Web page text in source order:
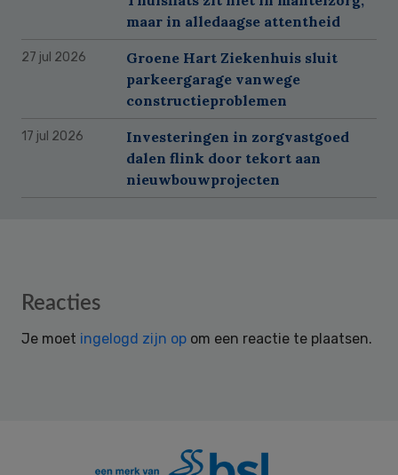
maar in alledaagse attentheid
27 jul 2026
Groene Hart Ziekenhuis sluit
parkeergarage vanwege
constructieproblemen
17 jul 2026
Investeringen in zorgvastgoed
dalen flink door tekort aan
nieuwbouwprojecten
Reader
Reacties
Je moet ingelogd zijn op om een reactie te plaatsen.